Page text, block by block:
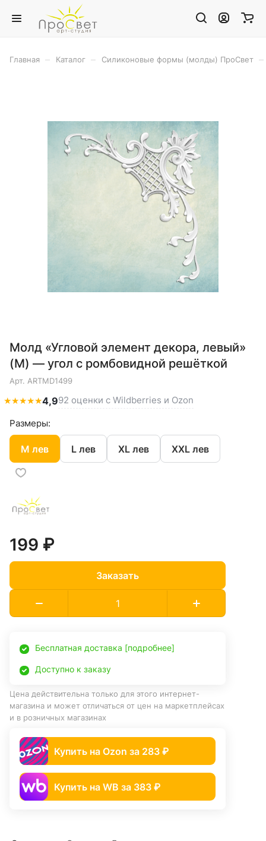
Главная Каталог Силиконовые формы (молды) ПроСвет
Молд «Угловой элемент декора, левый»
(M) — угол с ромбовидной решёткой
Арт. ARTMD1499
★★★★★4,992 оценки с Wildberries и Ozon
Размеры:
M лев L лев XL лев XXL лев
199 ₽
Заказать
Бесплатная доставка [подробнее]
Доступно к заказу
Цена действительна только для этого интернет-
магазина и может отличаться от цен на маркетплейсах
и в розничных магазинах
Купить на Ozon за 283 ₽
Купить на WB за 383 ₽